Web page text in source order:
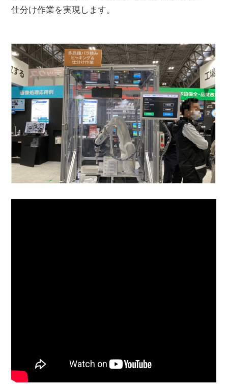
仕分け作業を実現します。